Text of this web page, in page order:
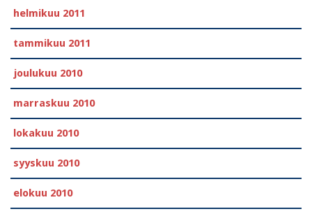
helmikuu 2011
tammikuu 2011
joulukuu 2010
marraskuu 2010
lokakuu 2010
syyskuu 2010
elokuu 2010